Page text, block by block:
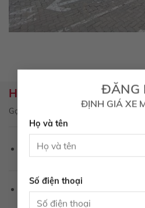
ĐĂNG
ĐỊNH GIÁ XE
Họ và tên
Số điện thoại
Hotline hỗ trợ
Gọi để được tư vấn về sản phẩm, dịch vụ
Hotline Kinh doanh:
Email: